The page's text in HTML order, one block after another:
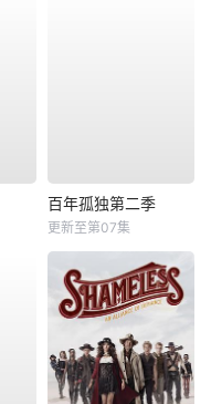
百年孤独第二季
更新至第07集